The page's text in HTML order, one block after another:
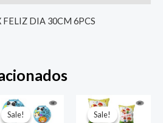
FELIZ DIA 30CM 6PCS
Sale!
Sale!
El
precio
El
Sale!
Sale!
El
precio
El